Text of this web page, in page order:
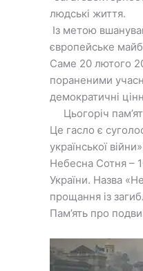
людські життя.
Із метою
європейське
Саме 20 лютого
пораненими
демократичні
Цьогоріч
Це гасло є
української
Небесна Сотня –
України. Назва
прощання із
Пам’ять про